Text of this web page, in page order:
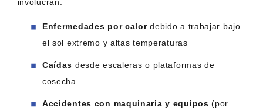
Enfermedades por calordebido a trabajar bajo
el sol extremo y altas temperaturas
Caídas desde escaleras o plataformas de
cosecha
Accidentes con maquinaria y equipos (por